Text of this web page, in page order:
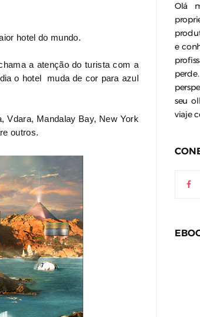
hotel do mundo.
a atenção do turista com a
o hotel muda de cor para azul
Vdara, Mandalay Bay, New York
outros.
Olá
e
seu
viaje